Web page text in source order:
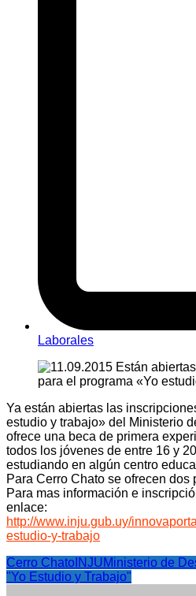
Laborales
Ya están abiertas las
estudio y trabajo» del Ministerio
ofrece una beca de primera
todos los jóvenes de entre 16 y
estudiando en algún centro
Para Cerro Chato se ofrecen dos
Para mas información e
enlace:
http://www.inju.gub.uy/
estudio-y-trabajo
Cerro Chato INJUMinisterio de
"Yo Estudio y Trabajo"